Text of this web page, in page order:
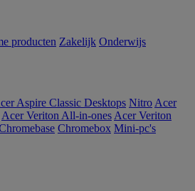
producten Zakelijk Onderwijs
Aspire Classic Desktops Nitro Acer
Acer Veriton All-in-ones Acer Veriton
Chromebox Mini-pc's